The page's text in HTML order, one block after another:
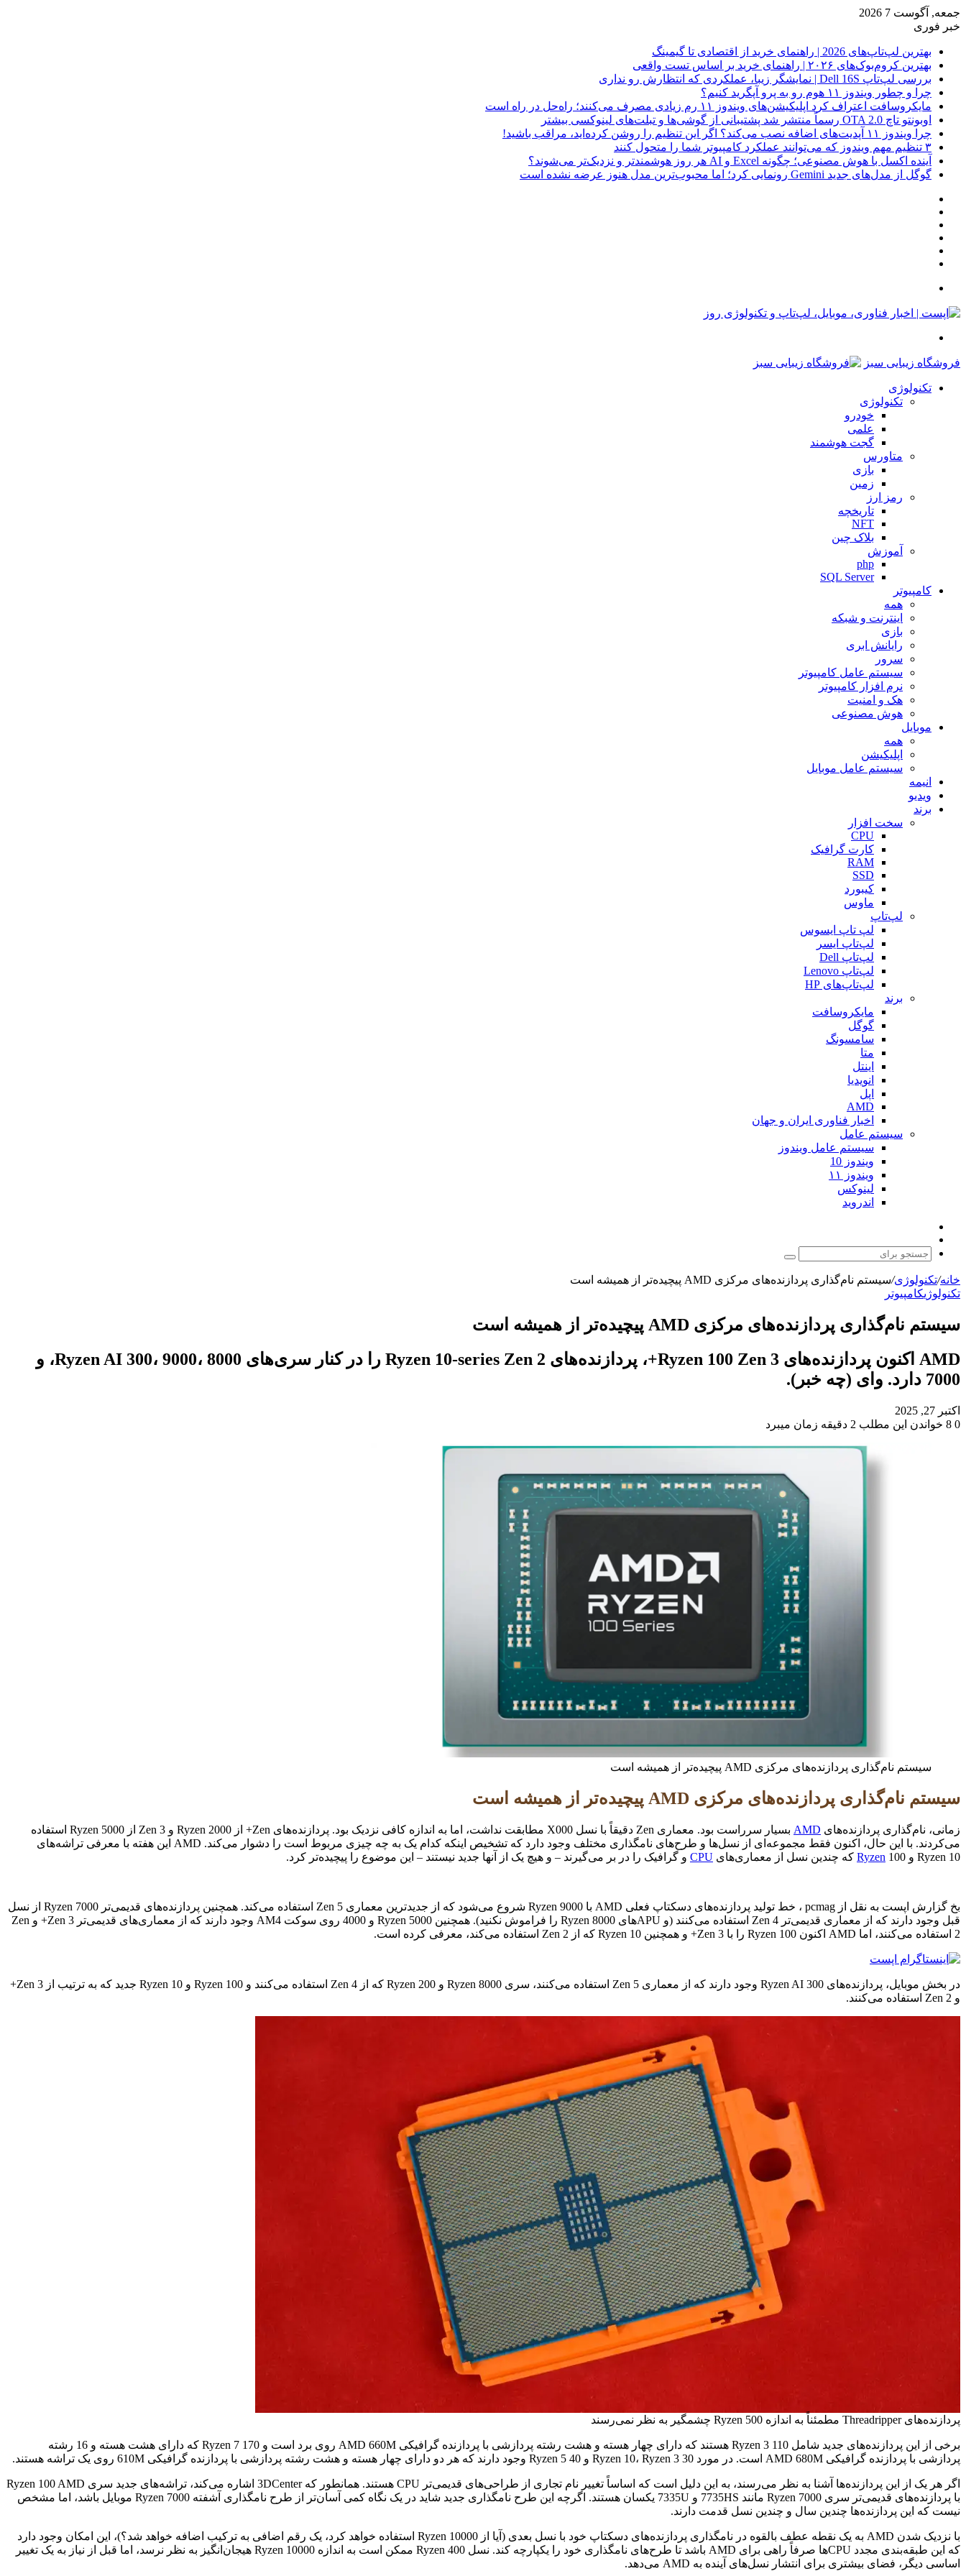
جمعه, آگوست 7 2026
خبر فوری
بهترین لپ‌تاپ‌های 2026 | راهنمای خرید از اقتصادی تا گیمینگ
بهترین کروم‌بوک‌های ۲۰۲۶ | راهنمای خرید بر اساس تست واقعی
بررسی لپ‌تاپ Dell 16S | نمایشگر زیبا، عملکردی که انتظارش رو نداری
چرا و چطور ویندوز ۱۱ هوم رو به پرو آپگرید کنیم؟
مایکروسافت اعتراف کرد اپلیکیشن‌های ویندوز ۱۱ رم زیادی مصرف می‌کنند؛ راه‌حل در راه است
اوبونتو تاچ OTA 2.0 رسماً منتشر شد پشتیبانی از گوشی‌ها و تبلت‌های لینوکسی بیشتر
چرا ویندوز ۱۱ آپدیت‌های اضافه نصب می‌کند؟ اگر این تنظیم را روشن کرده‌اید، مراقب باشید!
۳ تنظیم مهم ویندوز که می‌توانند عملکرد کامپیوتر شما را متحول کنند
آینده اکسل با هوش مصنوعی؛ چگونه Excel و AI هر روز هوشمندتر و نزدیک‌تر می‌شوند؟
گوگل از مدل‌های جدید Gemini رونمایی کرد؛ اما محبوب‌ترین مدل هنوز عرضه نشده است
فروشگاه زیبایی سبز
تکنولوژی
تکنولوژی
خودرو
علمی
گجت هوشمند
متاورس
بازی
زمین
رمز ارز
تاریخچه
NFT
بلاک چین
آموزش
php
SQL Server
کامپیوتر
همه
اینترنت و شبکه
بازی
رایانش ابری
سرور
سیستم عامل کامپیوتر
نرم افزار کامپیوتر
هک و امنیت
هوش مصنوعی
موبایل
همه
اپلیکیشن
سیستم عامل موبایل
انیمه
ویدیو
برند
سخت افزار
CPU
کارت گرافیک
RAM
SSD
کیبورد
ماوس
لپ‌تاپ
لپ تاپ ایسوس
لپ‌تاپ ایسر
لپ‌تاپ Dell
لپ‌تاپ Lenovo
لپ‌تاپ‌های HP
برند
مایکروسافت
گوگل
سامسونگ
متا
اینتل
انویدیا
اپل
AMD
اخبار فناوری ایران و جهان
سیستم عامل
سیستم عامل ویندوز
ویندوز 10
ویندوز ۱۱
لینوکس
اندروید
پوسته
جستجو
خانه/تکنولوژی/سیستم نام‌گذاری پردازنده‌های مرکزی AMD پیچیده‌تر از همیشه است
تکنولوژیکامپیوتر
سیستم نام‌گذاری پردازنده‌های مرکزی AMD پیچیده‌تر از همیشه است
AMD اکنون پردازنده‌های Ryzen 100 Zen 3+، پردازنده‌های Ryzen 10-series Zen 2 را در کنار سری‌های Ryzen AI 300، 9000، 8000، و
7000 دارد. وای (چه خبر).
اکتبر 27, 2025
0
خواندن این مطلب 2 دقیقه زمان میبرد
سیستم نام‌گذاری پردازنده‌های مرکزی AMD پیچیده‌تر از همیشه است
سیستم نام‌گذاری پردازنده‌های مرکزی AMD پیچیده‌تر از همیشه است
زمانی، نام‌گذاری پردازنده‌های AMD
بسیار سرراست بود. معماری Zen دقیقاً با نسل X000 مطابقت نداشت، اما به اندازه کافی نزدیک بود. پردازنده‌های Zen+ از Ryzen 2000 و Zen 3 از Ryzen 5000 استفاده
می‌کردند. با این حال، اکنون فقط مجموعه‌ای از نسل‌ها و طرح‌های نامگذاری مختلف وجود دارد که تشخیص اینکه کدام یک به چه چیزی مربوط است را دشوار می‌کند. AMD این هفته با معرفی تراشه‌های
Ryzen 10 و
Ryzen 100 که چندین نسل از معماری‌های CPU و گرافیک را در بر می‌گیرند – و هیچ یک از آنها جدید نیستند – این موضوع را پیچیده‌تر کرد.
بخ گزارش اپست به نقل از pcmag ، خط تولید پردازنده‌های دسکتاپ فعلی AMD با Ryzen 9000 شروع می‌شود که از جدیدترین معماری Zen 5 استفاده می‌کند. همچنین پردازنده‌های قدیمی‌تر Ryzen 7000 از نسل
قبل وجود دارند که از معماری قدیمی‌تر Zen 4 استفاده می‌کنند (و APUهای Ryzen 8000 را فراموش نکنید). همچنین Ryzen 5000 و 4000 روی سوکت AM4 وجود دارند که از معماری‌های قدیمی‌تر Zen 3+ و Zen
2 استفاده می‌کنند، اما AMD اکنون Ryzen 100 را با Zen 3+ و همچنین Ryzen 10 که از Zen 2 استفاده می‌کند، معرفی کرده است.
در بخش موبایل، پردازنده‌های Ryzen AI 300 وجود دارند که از معماری Zen 5 استفاده می‌کنند، سری Ryzen 8000 و Ryzen 200 که از Zen 4 استفاده می‌کنند و Ryzen 100 و Ryzen 10 جدید که به ترتیب از Zen 3+
و Zen 2 استفاده می‌کنند.
پردازنده‌های Threadripper مطمئناً به اندازه Ryzen 500 چشمگیر به نظر نمی‌رسند
برخی از این پردازنده‌های جدید شامل Ryzen 3 110 هستند که دارای چهار هسته و هشت رشته پردازشی با پردازنده گرافیکی AMD 660M روی برد است و Ryzen 7 170 که دارای هشت هسته و 16 رشته
پردازشی با پردازنده گرافیکی AMD 680M است. در مورد Ryzen 10، Ryzen 3 30 و Ryzen 5 40 وجود دارند که هر دو دارای چهار هسته و هشت رشته پردازشی با پردازنده گرافیکی 610M روی یک تراشه هستند.
اگر هر یک از این پردازنده‌ها آشنا به نظر می‌رسند، به این دلیل است که اساساً تغییر نام تجاری از طراحی‌های قدیمی‌تر CPU هستند. همانطور که 3DCenter اشاره می‌کند، تراشه‌های جدید سری Ryzen 100 AMD
با پردازنده‌های قدیمی‌تر سری Ryzen 7000 مانند 7735HS و 7335U یکسان هستند. اگرچه این طرح نامگذاری جدید شاید در یک نگاه کمی آسان‌تر از طرح نامگذاری آشفته Ryzen 7000 موبایل باشد، اما مشخص
نیست که این پردازنده‌ها چندین سال و چندین نسل قدمت دارند.
با نزدیک شدن AMD به یک نقطه عطف بالقوه در نامگذاری پردازنده‌های دسکتاپ خود با نسل بعدی (آیا از Ryzen 10000 استفاده خواهد کرد، یک رقم اضافی به ترکیب اضافه خواهد شد؟)، این امکان وجود دارد
که این طبقه‌بندی مجدد CPUها صرفاً راهی برای AMD باشد تا طرح‌های نامگذاری خود را یکپارچه کند. نسل Ryzen 400 ممکن است به اندازه Ryzen 10000 هیجان‌انگیز به نظر نرسد، اما قبل از نیاز به یک تغییر
اساسی دیگر، فضای بیشتری برای انتشار نسل‌های آینده به AMD می‌دهد.